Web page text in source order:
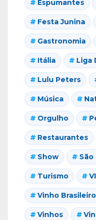
Espumantes
Festa Junina
Gastronomia
Itália Liga
Lulu Peters
Música
Orgulho
Restaurantes
Show São
Turismo
Vinho Brasileiro
Vinhos